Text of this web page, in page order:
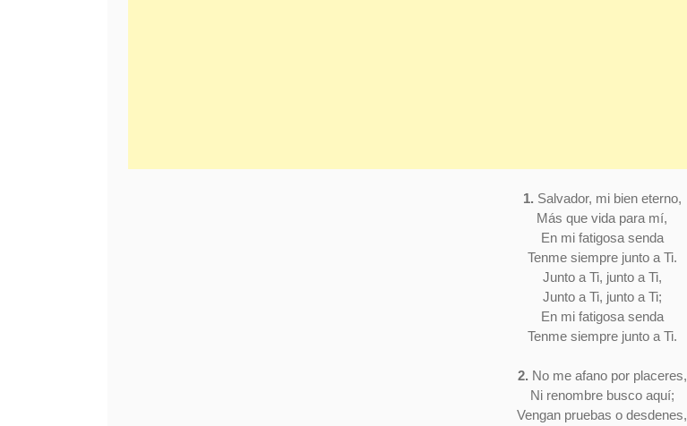
1. Salvador, mi bien eterno,
Más que vida para mí,
En mi fatigosa senda
Tenme siempre junto a Ti.
Junto a Ti, junto a Ti,
Junto a Ti, junto a Ti;
En mi fatigosa senda
Tenme siempre junto a Ti.
2. No me afano por placeres,
Ni renombre busco aquí;
Vengan pruebas o desdenes,